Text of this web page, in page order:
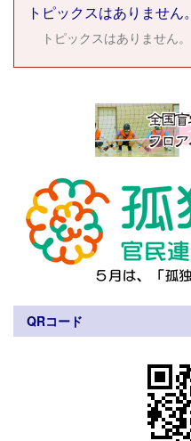
トピックスはありません。
トピックスはありません。
QRコード